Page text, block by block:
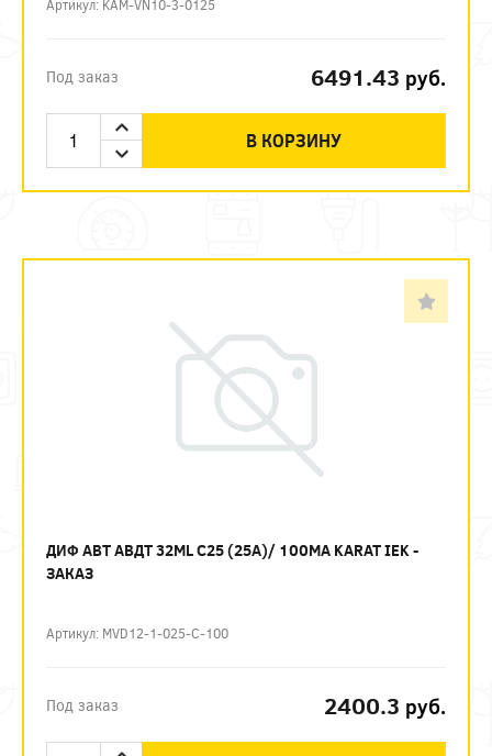
Артикул: KAM-VN10-3-0125
Под заказ 6491.43 руб.
В КОРЗИНУ
ДИФ АВТ АВДТ 32ML C25 (25А)/ 100МА KARAT IEK -
ЗАКАЗ
Артикул: MVD12-1-025-C-100
Под заказ 2400.3 руб.